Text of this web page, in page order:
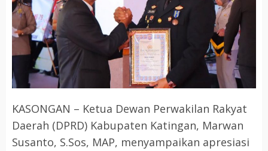
KASONGAN – Ketua Dewan Perwakilan Rakyat
Daerah (DPRD) Kabupaten Katingan, Marwan
Susanto, S.Sos, MAP, menyampaikan apresiasi